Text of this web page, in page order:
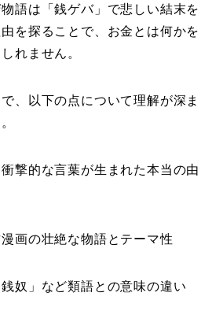
語は「銭ゲバ」で悲しい結末を
を探ることで、お金とは何かを
れません。
、以下の点について理解が深ま
撃的な言葉が生まれた本当の由
画の壮絶な物語とテーマ性
奴」など類語との意味の違い